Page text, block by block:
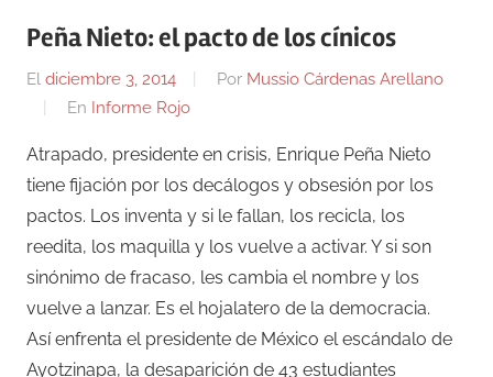
Peña Nieto: el pacto de los cínicos
El diciembre 3, 2014 Por Mussio Cárdenas Arellano
En Informe Rojo
Atrapado, presidente en crisis, Enrique Peña Nieto
tiene fijación por los decálogos y obsesión por los
pactos. Los inventa y si le fallan, los recicla, los
reedita, los maquilla y los vuelve a activar. Y si son
sinónimo de fracaso, les cambia el nombre y los
vuelve a lanzar. Es el hojalatero de la democracia.
Así enfrenta el presidente de México el escándalo de
Ayotzinapa, la desaparición de 43 estudiantes